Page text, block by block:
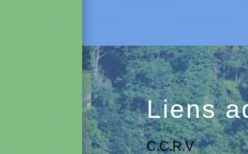
Liens
C.C.R.V